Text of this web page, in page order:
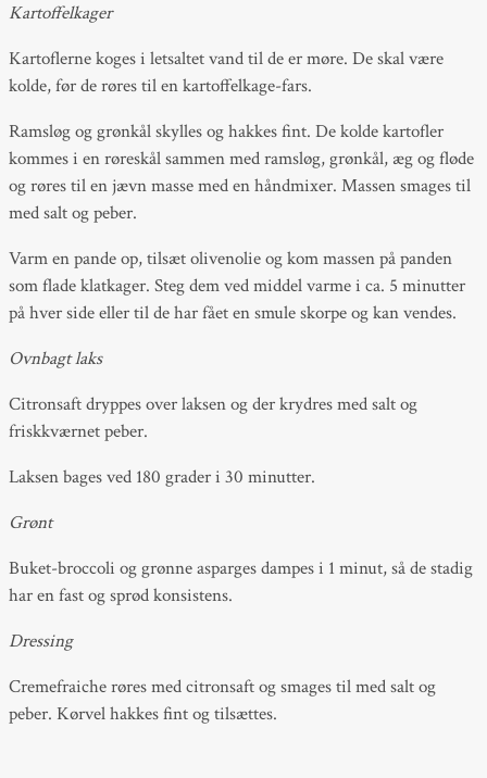
Kartoffelkager
Kartoflerne koges i letsaltet vand til de er møre. De skal være
kolde, før de røres til en kartoffelkage-fars.
Ramsløg og grønkål skylles og hakkes fint. De kolde kartofler
kommes i en røreskål sammen med ramsløg, grønkål, æg og fløde
og røres til en jævn masse med en håndmixer. Massen smages til
med salt og peber.
Varm en pande op, tilsæt olivenolie og kom massen på panden
som flade klatkager. Steg dem ved middel varme i ca. 5 minutter
på hver side eller til de har fået en smule skorpe og kan vendes.
Ovnbagt laks
Citronsaft dryppes over laksen og der krydres med salt og
friskkværnet peber.
Laksen bages ved 180 grader i 30 minutter.
Grønt
Buket-broccoli og grønne asparges dampes i 1 minut, så de stadig
har en fast og sprød konsistens.
Dressing
Cremefraiche røres med citronsaft og smages til med salt og
peber. Kørvel hakkes fint og tilsættes.